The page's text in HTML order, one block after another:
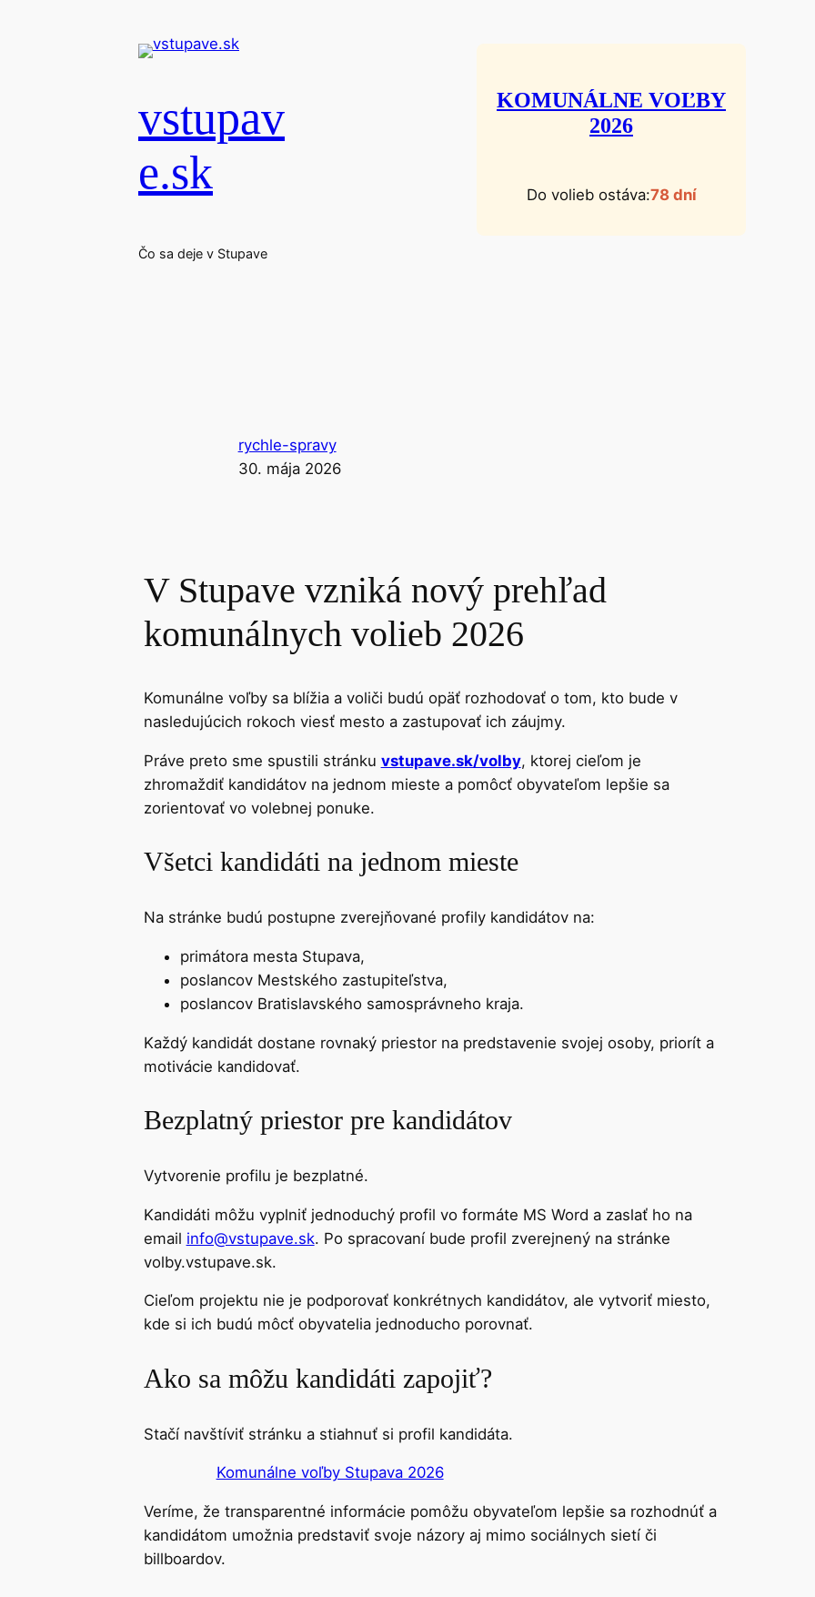
vstupav
e.sk
Čo sa deje v Stupave
KOMUNÁLNE VOĽBY
2026
Do volieb ostáva:78 dní
rychle-spravy
30. mája 2026
V Stupave vzniká nový prehľad
komunálnych volieb 2026
Komunálne voľby sa blížia a voliči budú opäť rozhodovať o tom, kto bude v
nasledujúcich rokoch viesť mesto a zastupovať ich záujmy.
Práve preto sme spustili stránku vstupave.sk/volby, ktorej cieľom je
zhromaždiť kandidátov na jednom mieste a pomôcť obyvateľom lepšie sa
zorientovať vo volebnej ponuke.
Všetci kandidáti na jednom mieste
Na stránke budú postupne zverejňované profily kandidátov na:
primátora mesta Stupava,
poslancov Mestského zastupiteľstva,
poslancov Bratislavského samosprávneho kraja.
Každý kandidát dostane rovnaký priestor na predstavenie svojej osoby, priorít a
motivácie kandidovať.
Bezplatný priestor pre kandidátov
Vytvorenie profilu je bezplatné.
Kandidáti môžu vyplniť jednoduchý profil vo formáte MS Word a zaslať ho na
email info@vstupave.sk. Po spracovaní bude profil zverejnený na stránke
volby.vstupave.sk.
Cieľom projektu nie je podporovať konkrétnych kandidátov, ale vytvoriť miesto,
kde si ich budú môcť obyvatelia jednoducho porovnať.
Ako sa môžu kandidáti zapojiť?
Stačí navštíviť stránku a stiahnuť si profil kandidáta.
Komunálne voľby Stupava 2026
Veríme, že transparentné informácie pomôžu obyvateľom lepšie sa rozhodnúť a
kandidátom umožnia predstaviť svoje názory aj mimo sociálnych sietí či
billboardov.